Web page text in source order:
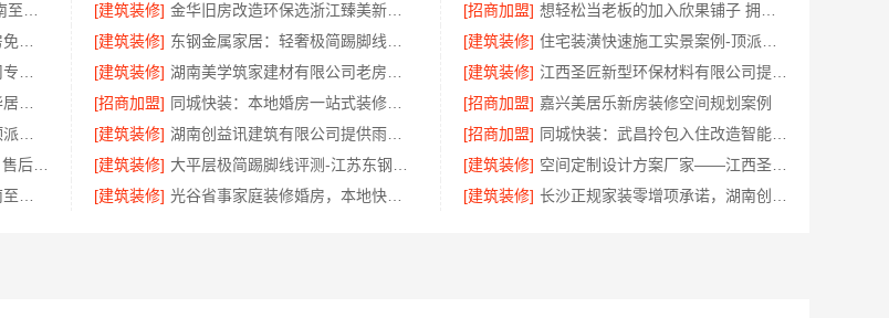
[建筑装修] [招商加盟]
[建筑装修] [建筑装修]
[建筑装修] [建筑装修]
[招商加盟] [招商加盟] 嘉兴美居乐新房装修空间规划案例
[建筑装修] [招商加盟]
同城快装：武昌拎包入住改造智能家装省心
[建筑装修] [建筑装修]
空间定制设计方案厂家——江西圣匠新型环保材料有限公司
[建筑装修] [建筑装修]